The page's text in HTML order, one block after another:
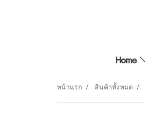
Home
หน้าแรก สินค้าทั้งหมด